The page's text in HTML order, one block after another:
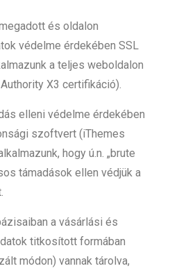
és oldalon
védelme érdekében SSL
a teljes weboldalon
X3 certifikáció).
elleni védelme érdekében
szoftvert (iThemes
hogy ú.n. „brute
támadások ellen védjük a
a vásárlási és
titkosított formában
módon) vannak tárolva,